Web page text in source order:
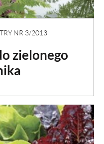
NR 3/2013
zielonego